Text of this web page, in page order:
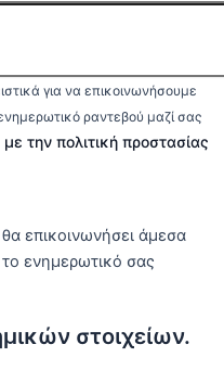
για να επικοινωνήσουμε
ραντεβού μαζί σας
την πολιτική προστασίας
επικοινωνήσει άμεσα
ενημερωτικό σας
στοιχείων.